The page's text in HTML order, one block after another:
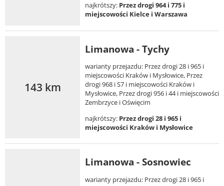
najkrótszy: Przez drogi 964 i 775 i
miejscowości Kielce i Warszawa
143 km
Limanowa - Tychy
warianty przejazdu: Przez drogi 28 i 965 i
miejscowości Kraków i Mysłowice, Przez
drogi 968 i S7 i miejscowości Kraków i
Mysłowice, Przez drogi 956 i 44 i miejscowości
Zembrzyce i Oświęcim
najkrótszy: Przez drogi 28 i 965 i
miejscowości Kraków i Mysłowice
Limanowa - Sosnowiec
warianty przejazdu: Przez drogi 28 i 965 i